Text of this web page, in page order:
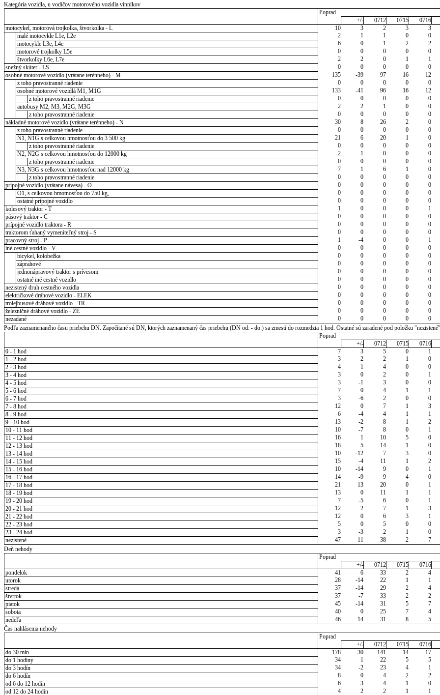
Kategória vozidla, u vodičov motorového vozidla vinníkov
Poprad
+/-
0712 0715 0716
motocykel, motorová trojkolka, štvorkolka - L
10 3 2 3 3
malé motocykle L1e, L2e
2 1 1 0 0
motocykle L3e, L4e
6 0 1 2 2
motorové trojkolky L5e
0 0 0 0 0
štvorkolky L6e, L7e
2 2 0 1 1
snežný skúter - LS
0 0 0 0 0
osobné motorové vozidlo (vrátane terénneho) - M
135 -39 97 16 12
z toho pravostranné riadenie
0 0 0 0 0
osobné motorové vozidlá M1, M1G
133 -41 96 16 12
z toho pravostranné riadenie
0 0 0 0 0
autobusy M2, M3, M2G, M3G
2 2 1 0 0
z toho pravostranné riadenie
0 0 0 0 0
nákladné motorové vozidlo (vrátane terénneho) - N
30 8 26 2 0
z toho pravostranné riadenie
0 0 0 0 0
N1, N1G s celkovou hmotnosťou do 3 500 kg
21 6 20 1 0
z toho pravostranné riadenie
0 0 0 0 0
N2, N2G s celkovou hmotnosťou do 12000 kg
2 1 0 0 0
z toho pravostranné riadenie
0 0 0 0 0
N3, N3G s celkovou hmotnosťou nad 12000 kg
7 1 6 1 0
z toho pravostranné riadenie
0 0 0 0 0
prípojné vozidlo (vrátane návesa) - O
0 0 0 0 0
O1, s celkovou hmotnosťou do 750 kg,
0 0 0 0 0
ostatné prípojné vozidlo
0 0 0 0 0
kolesový traktor - T
1 0 0 0 1
pásový traktor - C
0 0 0 0 0
prípojné vozidlo traktora - R
0 0 0 0 0
traktorom ťahaný vymeniteľný stroj - S
0 0 0 0 0
pracovný stroj - P
1 -4 0 0 1
iné cestné vozidlo - V
0 0 0 0 0
bicykel, kolobežka
0 0 0 0 0
záprahové
0 0 0 0 0
jednonápravový traktor s prívesom
0 0 0 0 0
ostatné iné cestné vozidlo
0 0 0 0 0
nezistený druh cestného vozidla
0 0 0 0 0
električkové dráhové vozidlo - ELEK
0 0 0 0 0
trolejbusové dráhové vozidlo - TR
0 0 0 0 0
železničné dráhové vozidlo - ZE
0 0 0 0 0
nezadané
0 0 0 0 0
Podľa zaznamenaného času priebehu DN. Započítané sú DN, ktorých zaznamenaný čas priebehu (DN od: - do:) sa zmestí do rozmedzia 1 hod. Ostatné sú zaradené pod položku "nezistené"
Poprad
+/-
0712 0715 0716
0 - 1 hod
7 3 5 0 1
1 - 2 hod
3 2 2 1 0
2 - 3 hod
4 1 4 0 0
3 - 4 hod
3 0 2 0 1
4 - 5 hod
3 -1 3 0 0
5 - 6 hod
7 0 4 1 1
6 - 7 hod
3 -6 2 0 0
7 - 8 hod
12 0 7 1 3
8 - 9 hod
6 -4 4 1 1
9 - 10 hod
13 -2 8 1 2
10 - 11 hod
10 -7 8 0 1
11 - 12 hod
16 1 10 5 0
12 - 13 hod
18 5 14 1 0
13 - 14 hod
10 -12 7 3 0
14 - 15 hod
15 -4 11 1 2
15 - 16 hod
10 -14 9 0 1
16 - 17 hod
14 -9 9 4 0
17 - 18 hod
21 13 20 0 1
18 - 19 hod
13 0 11 1 1
19 - 20 hod
7 -5 6 0 1
20 - 21 hod
12 2 7 1 3
21 - 22 hod
12 0 6 3 1
22 - 23 hod
5 0 5 0 0
23 - 24 hod
3 -3 2 1 0
nezistené
47 11 38 2 7
Deň nehody
Poprad
+/-
0712 0715 0716
pondelok
41 6 33 2 4
utorok
28 -14 22 1 1
streda
37 -14 29 2 4
štvrtok
37 -7 33 2 2
piatok
45 -14 31 5 7
sobota
40 0 25 7 4
nedeľa
46 14 31 8 5
Čas nahlásenia nehody
Poprad
+/-
0712 0715 0716
do 30 min.
178 -30 141 14 17
do 1 hodiny
34 1 22 5 5
do 3 hodín
34 -2 23 4 1
do 6 hodín
8 0 4 2 2
od 6 do 12 hodín
6 3 4 1 0
od 12 do 24 hodín
4 2 2 1 1